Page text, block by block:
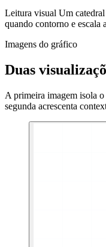
Leitura visual Um
quando contorno e escala
Imagens do gráfico
Duas
A primeira imagem isola
segunda acrescenta